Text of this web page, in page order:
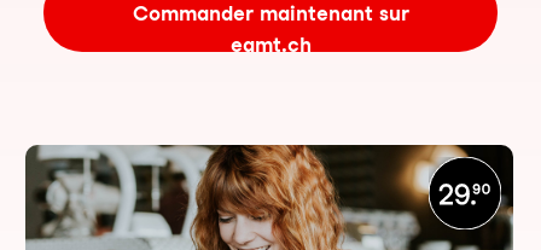
Commander maintenant sur
eamt.ch